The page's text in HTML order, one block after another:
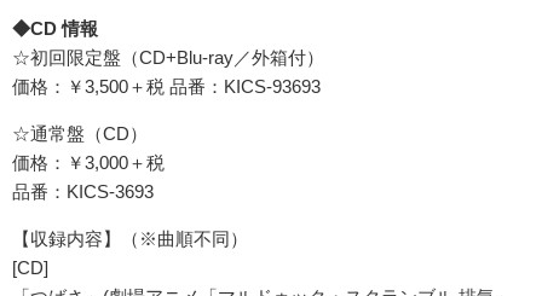
◆CD 情報
☆初回限定盤（CD+Blu-ray／外箱付）
価格：￥3,500＋税 品番：KICS-93693
☆通常盤（CD）
価格：￥3,000＋税
品番：KICS-3693
【収録内容】（※曲順不同）
[CD]